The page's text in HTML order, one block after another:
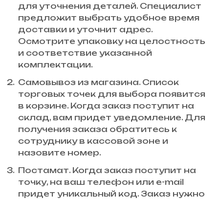
для уточнения деталей. Специалист
предложит выбрать удобное время
доставки и уточнит адрес.
Осмотрите упаковку на целостность
и соответствие указанной
комплектации.
Самовывоз из магазина. Список
торговых точек для выбора появится
в корзине. Когда заказ поступит на
склад, вам придет уведомление. Для
получения заказа обратитесь к
сотруднику в кассовой зоне и
назовите номер.
Постамат. Когда заказ поступит на
точку, на ваш телефон или e-mail
придет уникальный код. Заказ нужно